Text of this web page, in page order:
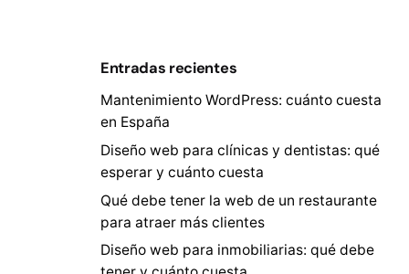
Entradas recientes
Mantenimiento WordPress: cuánto cuesta
en España
Diseño web para clínicas y dentistas: qué
esperar y cuánto cuesta
Qué debe tener la web de un restaurante
para atraer más clientes
Diseño web para inmobiliarias: qué debe